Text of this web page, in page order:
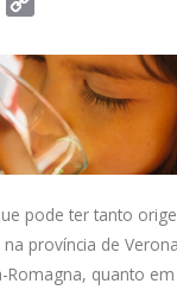
p
y
L
i
n
pode ter tanto
na província de
Romagna, quanto